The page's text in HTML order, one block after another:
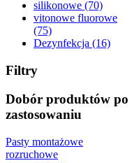
silikonowe (70)
vitonowe fluorowe
(75)
Dezynfekcja (16)
Filtry
Dobór produktów po
zastosowaniu
Pasty montażowe
rozruchowe